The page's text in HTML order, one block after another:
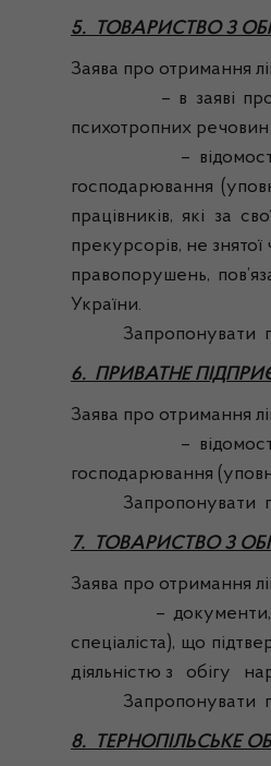
5. ТОВАРИСТВО З
Заява про отримання
– в заяві про
психотропних речовин
– відомості про
господарювання
працівників, які за
прекурсорів, не
правопорушень,
України.
Запропонувати
6. ПРИВАТНЕ
Заява про отримання
– відомості про
господарювання
Запропонувати
7. ТОВАРИСТВО З
Заява про отримання
– документи, що
спеціаліста), що
діяльністю з обігу
Запропонувати
8. ТЕРНОПІЛЬСЬКЕ